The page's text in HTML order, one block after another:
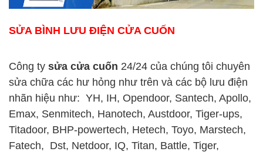
SỬA BÌNH LƯU ĐIỆN CỬA CUỐN
Công ty sửa cửa cuốn 24/24 của chúng tôi chuyên
sửa chữa các hư hỏng như trên và các bộ lưu điện
nhãn hiệu như: YH, IH, Opendoor, Santech, Apollo,
Emax, Senmitech, Hanotech, Austdoor, Tiger-ups,
Titadoor, BHP-powertech, Hetech, Toyo, Marstech,
Fatech, Dst, Netdoor, IQ, Titan, Battle, Tiger,